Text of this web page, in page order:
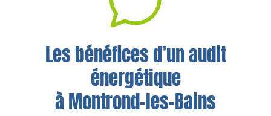
Les bénéfices d’un audit
énergétique
à Montrond-les-Bains